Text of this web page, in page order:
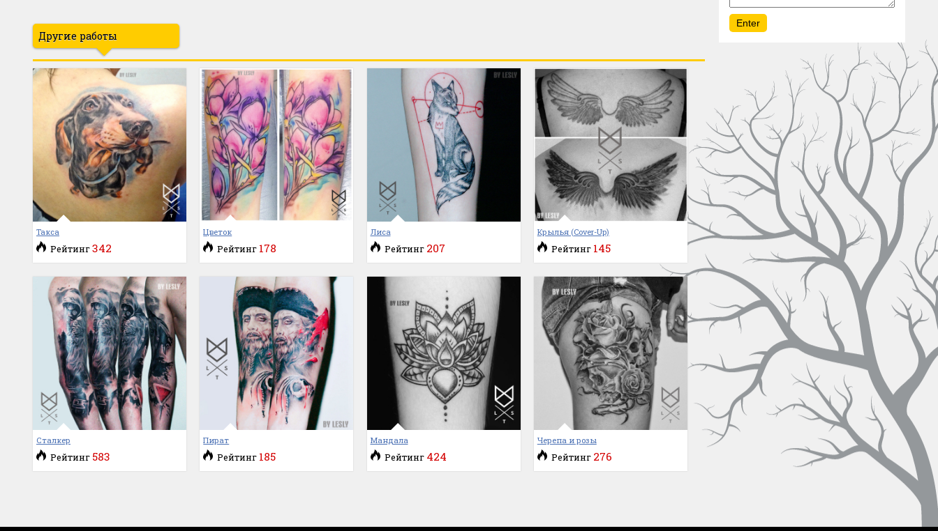
Другие работы
Такса
Рейтинг342
Цветок
Рейтинг 178
Лиса
Рейтинг 207
Крылья (Cover-Up)
Рейтинг 145
Сталкер
Рейтинг 583
Пират
Рейтинг 185
Мандала
Рейтинг 424
Черепа и розы
Рейтинг 276